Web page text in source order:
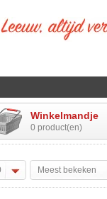
Winkelmandje
0 product(en)
Meest bekeken